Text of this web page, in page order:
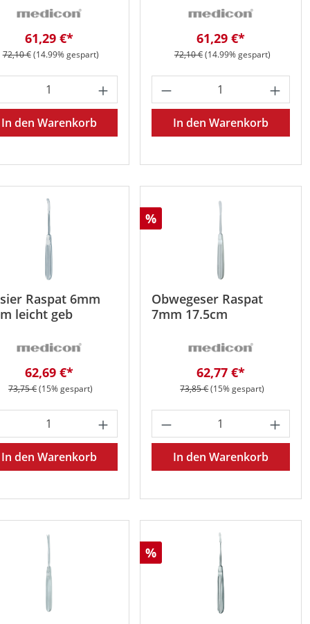
benutze die Schaltflächen um
Wert ein oder benutze
Verkaufspreis:
61,29 €*
Regulärer Preis:
72,10 €(14.99% gespart)
Anzahl: Gib den gewünschten
In den Warenkorb
Verkaufspreis:
61,29 €*
Regulärer Preis:
72,10 €(14.99% gespart)
Produkt Anzahl:
In den Warenkorb
benutze die Schaltflächen um
Wert ein oder benutze
Raspat 6mm
leicht geb
Verkaufspreis:
62,69 €*
Regulärer Preis:
73,75 €(15% gespart)
Anzahl: Gib den gewünschten
In den Warenkorb
Rabatt
%
Obwegeser Raspat
7mm 17.5cm
Verkaufspreis:
62,77 €*
Regulärer Preis:
73,85 €(15% gespart)
Produkt Anzahl:
In den Warenkorb
Rabatt
%